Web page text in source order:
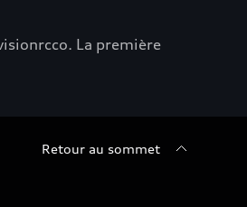
La première
Retour au sommet